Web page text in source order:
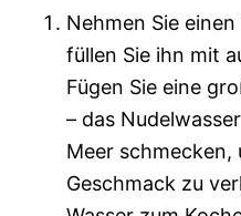
Nehmen Sie
füllen Sie ihn mit
Fügen Sie eine
– das
Meer schmecken,
Geschmack zu